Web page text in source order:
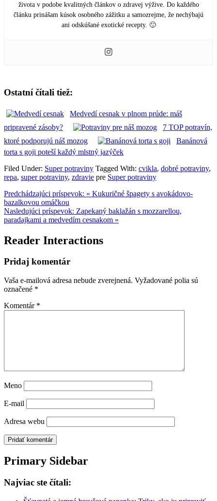
života v podobe kvalitných článkov o zdravej výžive. Do každého
článku prinášam kúsok osobného zážitku a samozrejme, že nechýbajú
ani odskúšané exotické recepty. 🙂
Ostatní čítali tiež:
Medvedí cesnak v plnom prúde: máš
pripravené zásoby?
7 TOP potravín,
ktoré podporujú náš mozog
Banánová
torta s goji poteší každý mlstný jazýček
Filed Under: Super potraviny Tagged With: cvikla, dobré potraviny,
repa, super potraviny, zdravie pre Super potraviny
Predchádzajúci príspevok: « Kukuričné špagety s avokádovo-
bazalkovou omáčkou
Nasledujúci príspevok: Zapekaný baklažán s mozzarellou,
paradajkami a medvedím cesnakom »
Reader Interactions
Pridaj komentár
Vaša e-mailová adresa nebude zverejnená. Vyžadované polia sú
označené *
Komentár *
Meno
E-mail
Adresa webu
Primary Sidebar
Najviac ste čítali: